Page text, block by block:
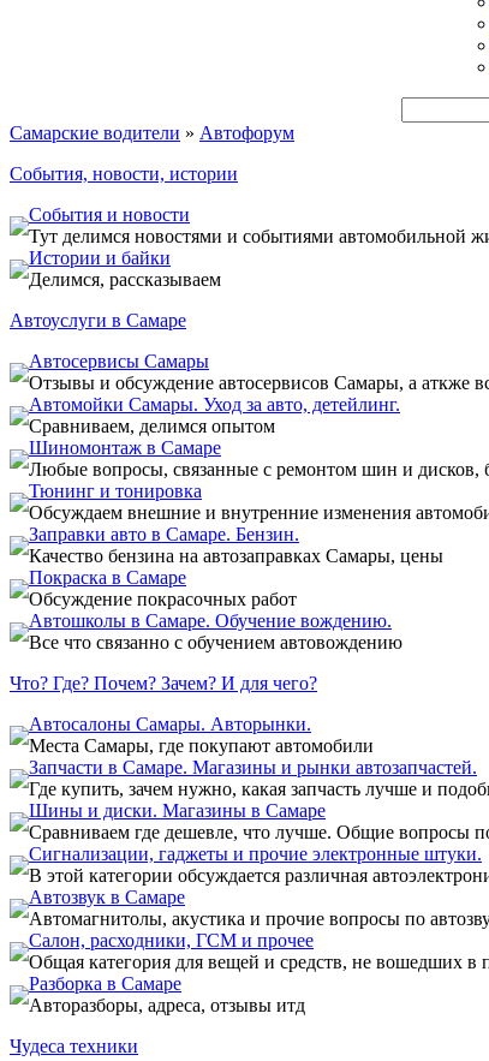
Самарские водители » Автофорум
События, новости, истории
События и новости
Тут делимся новостями и событиями автомобильной
Истории и байки
Делимся, рассказываем
Автоуслуги в Самаре
Автосервисы Самары
Отзывы и обсуждение автосервисов Самары, а аткже
Автомойки Самары. Уход за авто, детейлинг.
Сравниваем, делимся опытом
Шиномонтаж в Самаре
Любые вопросы, связанные с ремонтом шин и дисков,
Тюнинг и тонировка
Обсуждаем внешние и внутренние изменения
Заправки авто в Самаре. Бензин.
Качество бензина на автозаправках Самары, цены
Покраска в Самаре
Обсуждение покрасочных работ
Автошколы в Самаре. Обучение вождению.
Все что связанно с обучением автовождению
Что? Где? Почем? Зачем? И для чего?
Автосалоны Самары. Авторынки.
Места Самары, где покупают автомобили
Запчасти в Самаре. Магазины и рынки автозапчастей.
Где купить, зачем нужно, какая запчасть лучше и
Шины и диски. Магазины в Самаре
Сравниваем где дешевле, что лучше. Общие вопросы
Сигнализации, гаджеты и прочие электронные штуки.
В этой категории обсуждается различная
Автозвук в Самаре
Автомагнитолы, акустика и прочие вопросы по
Салон, расходники, ГСМ и прочее
Общая категория для вещей и средств, не вошедших в
Разборка в Самаре
Авторазборы, адреса, отзывы итд
Чудеса техники